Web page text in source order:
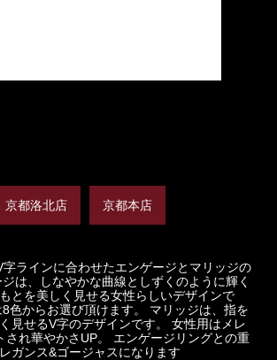
京都洛北店 京都本店
ラインに合わせたエンゲージとマリッジの
は、しなやかな曲線としずくのように輝く
とを美しく見せる女性らしいデザインで
色からお選び頂けます。 マリッジは、指を
見せるV字のデザインです。 女性用はメレ
され華やかさUP。 エンゲージリングとの重
ガンス&ゴージャスになります